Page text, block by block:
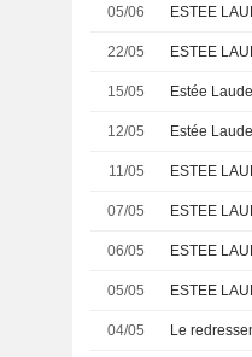
05/06 ESTEE
22/05 ESTEE
15/05 Estée
12/05 Estée
11/05
07/05 ESTEE
06/05 ESTEE
05/05 ESTEE
04/05